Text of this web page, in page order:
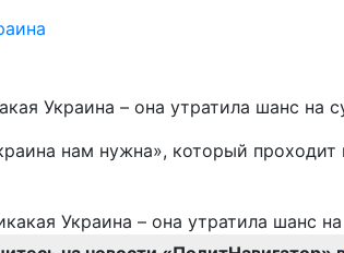
Украина – она утратила шанс на
нам нужна», который